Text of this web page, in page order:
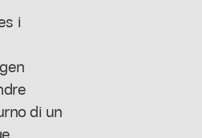
i
di un